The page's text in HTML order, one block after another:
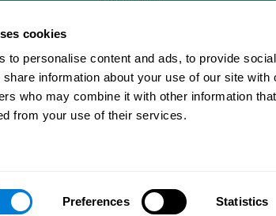
cookies
to personalise content and ads, to provide
information about your use of our site
who may combine it with other information
from your use of their services.
Preferences Statistics
تفجير البالونات
من آجل الذاكرة